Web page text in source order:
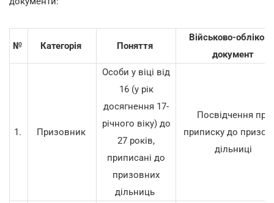
№ Категорія Поняття
Військово-
документ
1. Призовник
Особи у віці від
16 (у рік
досягнення 17-
річного віку) до
27 років,
приписані до
призовних
дільниць
Посвідчення про
приписку до
дільниці